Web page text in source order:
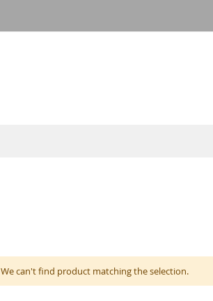
We can't find product matching the selection.